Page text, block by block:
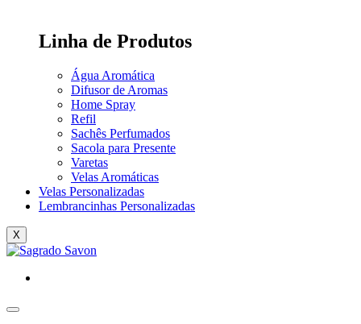
Linha de Produtos
Água Aromática
Difusor de Aromas
Home Spray
Refil
Sachês Perfumados
Sacola para Presente
Varetas
Velas Aromáticas
Velas Personalizadas
Lembrancinhas Personalizadas
X